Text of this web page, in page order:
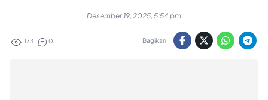
Desember 19, 2025, 5:54 pm
173 0 Bagikan: